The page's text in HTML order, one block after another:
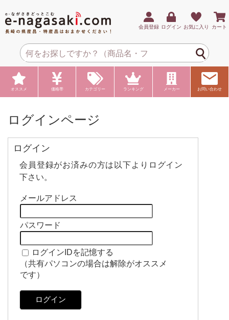
会員登録 ログイン お気に入り カート
オススメ 価格帯 カテゴリー ランキング メーカー お問い合わせ
ログインページ
ログイン
会員登録がお済みの方は以下よりログイン
下さい。
メールアドレス
パスワード
ログインIDを記憶する
（共有パソコンの場合は解除がオススメ
です）
ログイン